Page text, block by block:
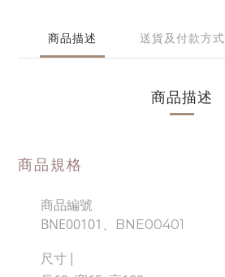
商品描述 送貨及付款方式
商品描述
商品規格
商品編號
BNE00101、 BNE00401
尺寸 |